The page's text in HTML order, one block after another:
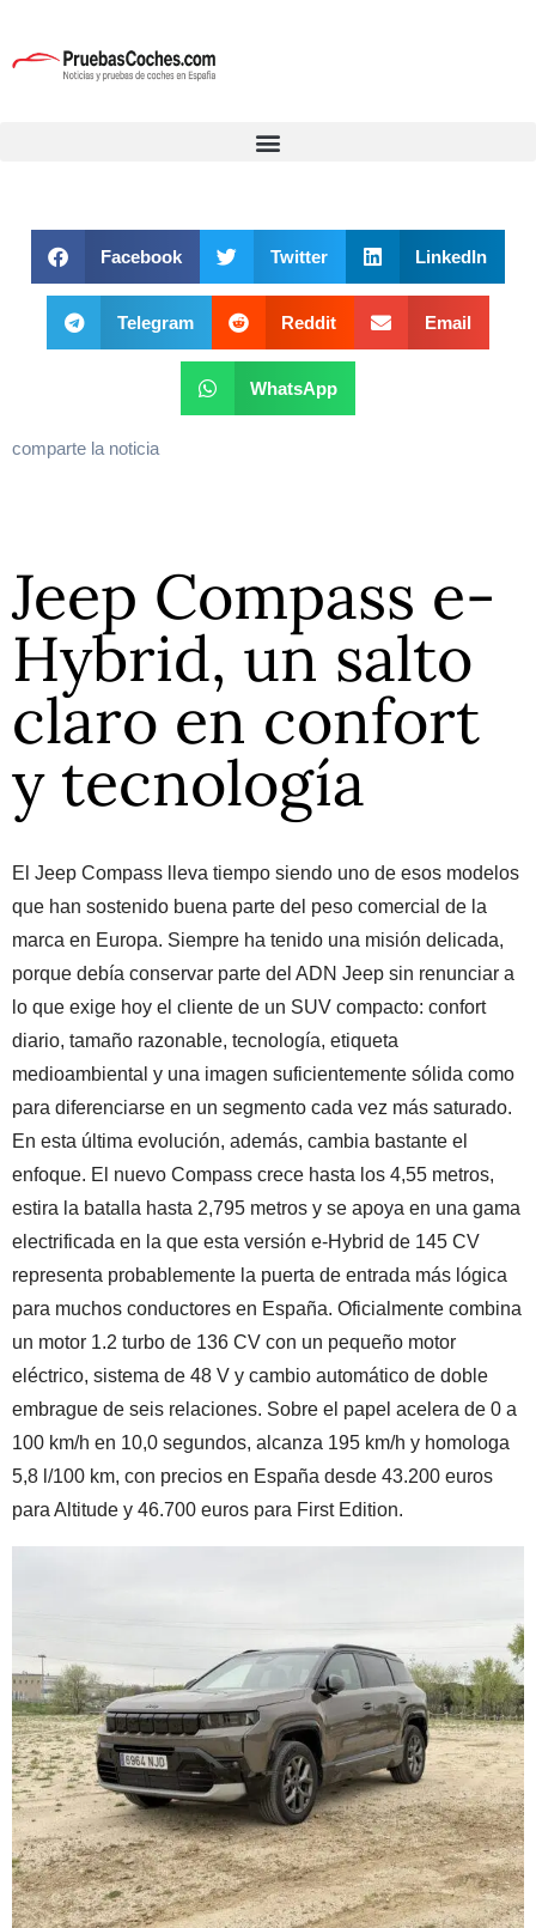
Facebook Twitter LinkedIn
Telegram Reddit Email
WhatsApp
comparte la noticia
Jeep Compass e-
Hybrid, un salto
claro en confort
y tecnología
El Jeep Compass lleva tiempo siendo uno de esos modelos
que han sostenido buena parte del peso comercial de la
marca en Europa. Siempre ha tenido una misión delicada,
porque debía conservar parte del ADN Jeep sin renunciar a
lo que exige hoy el cliente de un SUV compacto: confort
diario, tamaño razonable, tecnología, etiqueta
medioambiental y una imagen suficientemente sólida como
para diferenciarse en un segmento cada vez más saturado.
En esta última evolución, además, cambia bastante el
enfoque. El nuevo Compass crece hasta los 4,55 metros,
estira la batalla hasta 2,795 metros y se apoya en una gama
electrificada en la que esta versión e-Hybrid de 145 CV
representa probablemente la puerta de entrada más lógica
para muchos conductores en España. Oficialmente combina
un motor 1.2 turbo de 136 CV con un pequeño motor
eléctrico, sistema de 48 V y cambio automático de doble
embrague de seis relaciones. Sobre el papel acelera de 0 a
100 km/h en 10,0 segundos, alcanza 195 km/h y homologa
5,8 l/100 km, con precios en España desde 43.200 euros
para Altitude y 46.700 euros para First Edition.